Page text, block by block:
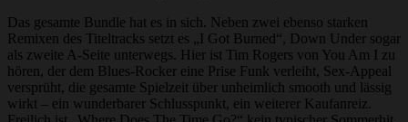
Das gesamte Bundle hat es in sich. Neben zwei ebenso starken
Remixen des Titeltracks setzt es „I Got Burned“, Down Under sogar
als zweite A-Seite unterwegs. Hier ist Tim Rogers von You Am I zu
hören, der dem Blues-Rocker eine Prise Funk verleiht, Sex-Appeal
versprüht, die gesamte Spielzeit über unheimlich smooth und lässig
wirkt – ein wunderbarer Schlusspunkt, ein weiterer Kaufanreiz.